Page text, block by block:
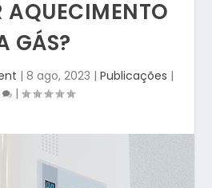
AQUECIMENTO
GÁS?
| 8 ago, 2023 | Publicações |
|